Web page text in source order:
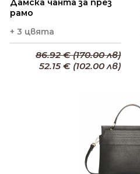
Дамска чанта за през
рамо
+ 3 цвята
86.92 € (170.00 лв)
52.15 € (102.00 лв)